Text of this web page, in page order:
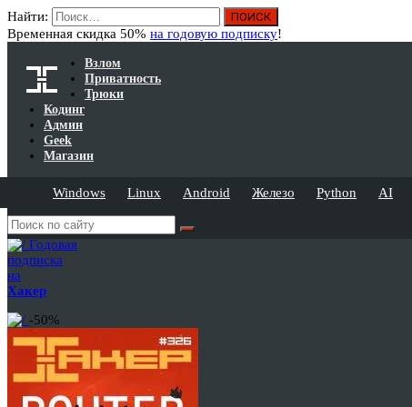
Найти:
Временная скидка 50% на годовую подписку!
Взлом
Приватность
Трюки
Кодинг
Админ
Geek
Магазин
Windows Linux Android Железо Python AI
Годовая
подписка
на
Хакер
-50%